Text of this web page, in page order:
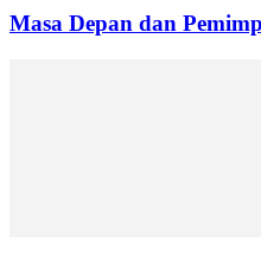
Masa Depan dan